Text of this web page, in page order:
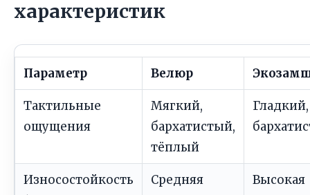
характеристик
Параметр Велюр
Тактильные
ощущения
Мягкий,
бархатистый,
тёплый
Износостойкость
Средняя Высокая